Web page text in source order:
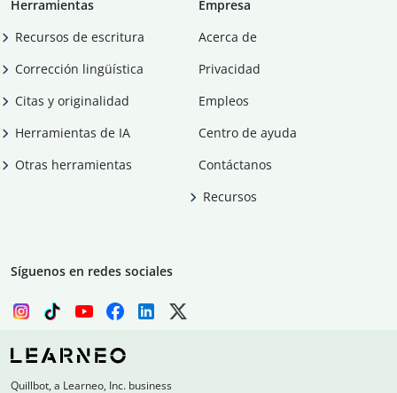
Herramientas
Recursos de escritura
Corrección lingüística
Citas y originalidad
Herramientas de IA
Otras herramientas
Empresa
Acerca de
Privacidad
Empleos
Centro de ayuda
Contáctanos
Recursos
Síguenos en redes sociales
Quillbot, a Learneo, Inc. business